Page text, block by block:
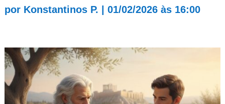
por Konstantinos P. 01/02/2026 às 16:00